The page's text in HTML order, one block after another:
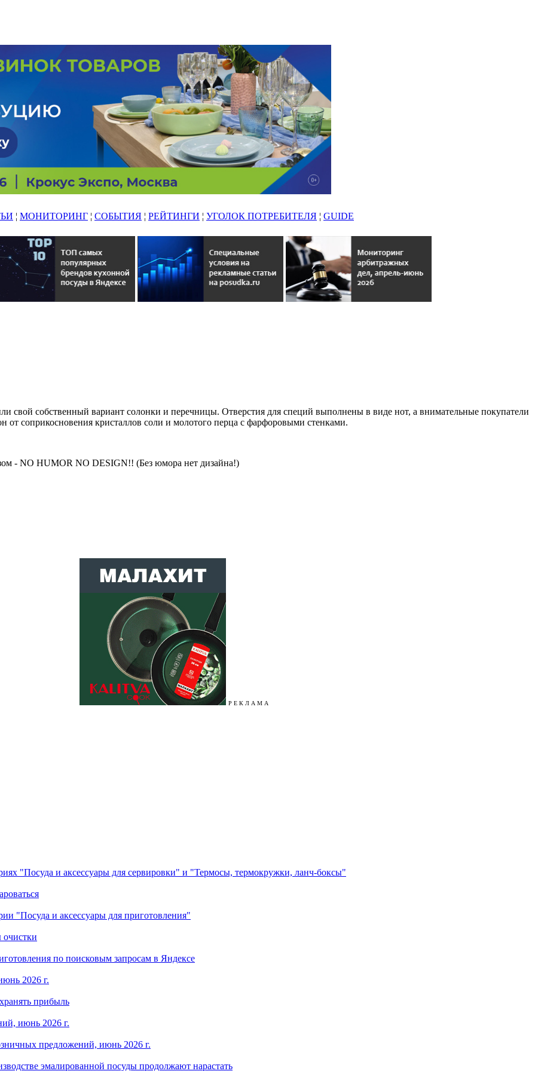
¦ МОНИТОРИНГ ¦ СОБЫТИЯ ¦ РЕЙТИНГИ ¦ УГОЛОК ПОТРЕБИТЕЛЯ ¦ GUIDE
свой собственный вариант солонки и перечницы. Отверстия для специй выполнены в виде нот, а внимательные покупатели
от соприкосновения кристаллов соли и молотого перца с фарфоровыми стенками.
- NO HUMOR NO DESIGN!! (Без юмора нет дизайна!)
Р Е К Л А М А
"Посуда и аксессуары для сервировки" и "Термосы, термокружки, ланч-боксы"
"Посуда и аксессуары для приготовления"
очистки
по поисковым запросам в Яндексе
2026 г.
прибыль
июнь 2026 г.
предложений, июнь 2026 г.
эмалированной посуды продолжают нарастать